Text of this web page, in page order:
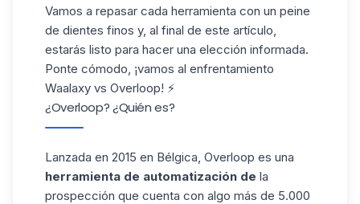
Vamos a repasar cada herramienta con un peine
de dientes finos y, al final de este artículo,
estarás listo para hacer una elección informada.
Ponte cómodo, ¡vamos al enfrentamiento
Waalaxy vs Overloop! ⚡
¿Overloop? ¿Quién es?
Lanzada en 2015 en Bélgica, Overloop es una
herramienta de automatización de la
prospección que cuenta con algo más de 5.000